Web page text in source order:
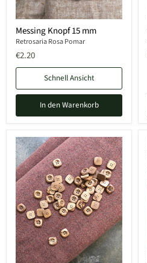
Messing Knopf 15 mm
Retrosaria Rosa Pomar
€2.20
Schnell Ansicht
In den Warenkorb